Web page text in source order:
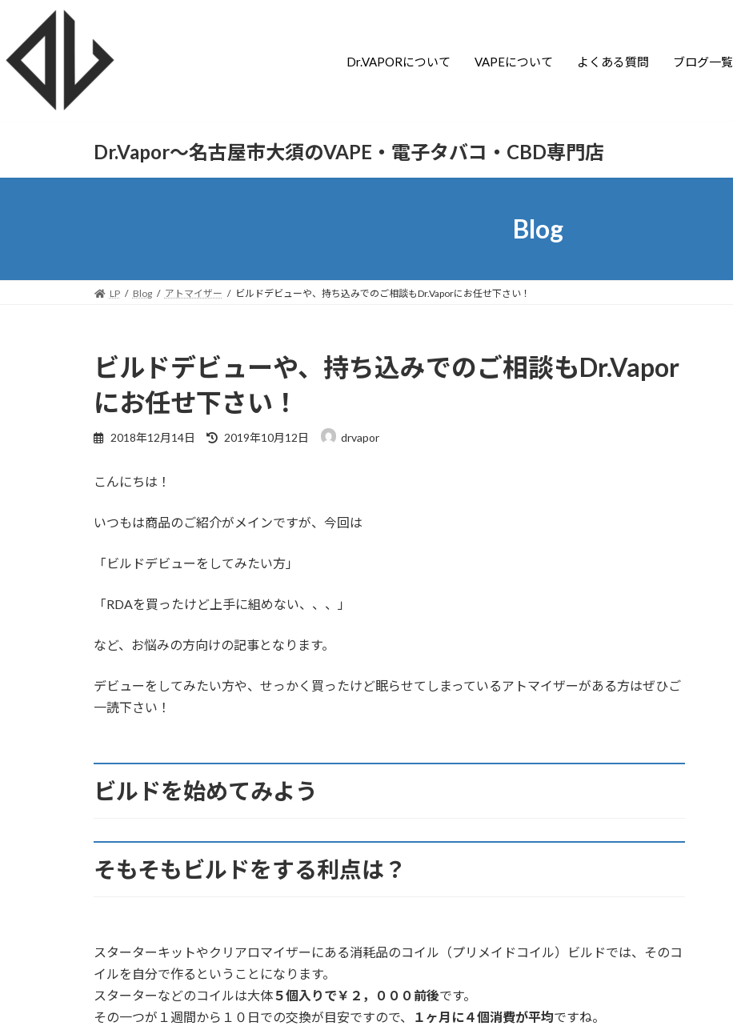
Dr.VAPORについて VAPEについて よくある質問 ブログ一覧
Dr.Vapor〜名古屋市大須のVAPE・電子タバコ・CBD専門店
Blog
LP Blog アトマイザー ビルドデビューや、持ち込みでのご相談もDr.Vaporにお任せ下さい！
ビルドデビューや、持ち込みでのご相談もDr.Vapor
にお任せ下さい！
2018年12月14日 2019年10月12日 drvapor
こんにちは！
いつもは商品のご紹介がメインですが、今回は
「ビルドデビューをしてみたい方」
「RDAを買ったけど上手に組めない、、、」
など、お悩みの方向けの記事となります。
デビューをしてみたい方や、せっかく買ったけど眠らせてしまっているアトマイザーがある方はぜひご
一読下さい！
ビルドを始めてみよう
そもそもビルドをする利点は？
スターターキットやクリアロマイザーにある消耗品のコイル（プリメイドコイル）ビルドでは、そのコ
イルを自分で作るということになります。
スターターなどのコイルは大体５個入りで￥２，０００前後です。
その一つが１週間から１０日での交換が目安ですので、
１ヶ月に４個消費が平均ですね。